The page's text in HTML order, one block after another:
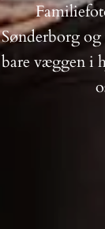
Sønderborg
bare væggen i